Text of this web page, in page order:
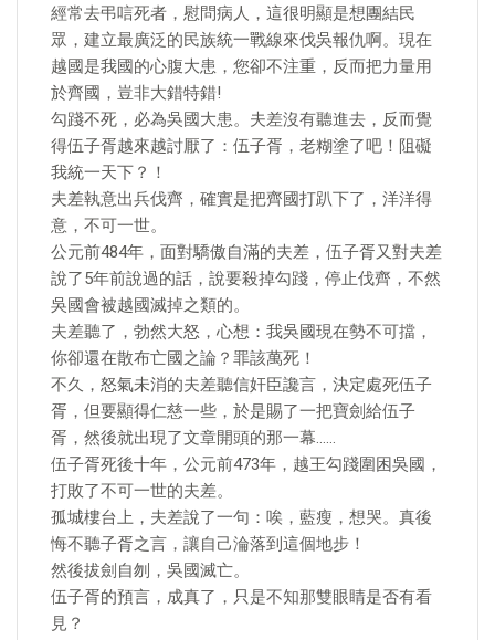
經常去弔唁死者，慰問病人，這很明顯是想團結民
眾，建立最廣泛的民族統一戰線來伐吳報仇啊。現在
越國是我國的心腹大患，您卻不注重，反而把力量用
於齊國，豈非大錯特錯!
勾踐不死，必為吳國大患。夫差沒有聽進去，反而覺
得伍子胥越來越討厭了：伍子胥，老糊塗了吧！阻礙
我統一天下？！
夫差執意出兵伐齊，確實是把齊國打趴下了，洋洋得
意，不可一世。
公元前484年，面對驕傲自滿的夫差，伍子胥又對夫差
說了5年前說過的話，說要殺掉勾踐，停止伐齊，不然
吳國會被越國滅掉之類的。
夫差聽了，勃然大怒，心想：我吳國現在勢不可擋，
你卻還在散布亡國之論？罪該萬死！
不久，怒氣未消的夫差聽信奸臣讒言，決定處死伍子
胥，但要顯得仁慈一些，於是賜了一把寶劍給伍子
胥，然後就出現了文章開頭的那一幕……
伍子胥死後十年，公元前473年，越王勾踐圍困吳國，
打敗了不可一世的夫差。
孤城樓台上，夫差說了一句：唉，藍瘦，想哭。真後
悔不聽子胥之言，讓自己淪落到這個地步！
然後拔劍自刎，吳國滅亡。
伍子胥的預言，成真了，只是不知那雙眼睛是否有看
見？